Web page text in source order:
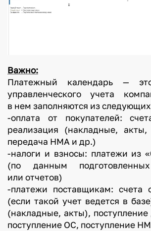
Важно:
Платежный календарь —
управленческого учета
в нем заполняются из
-оплата от покупателей:
реализация (накладные,
передача НМА и др.)
-налоги и взносы: платежи из
(по данным
или отчетов)
-платежи поставщикам: счета
(если такой учет ведется в
(накладные, акты), поступление
поступление ОС, поступление